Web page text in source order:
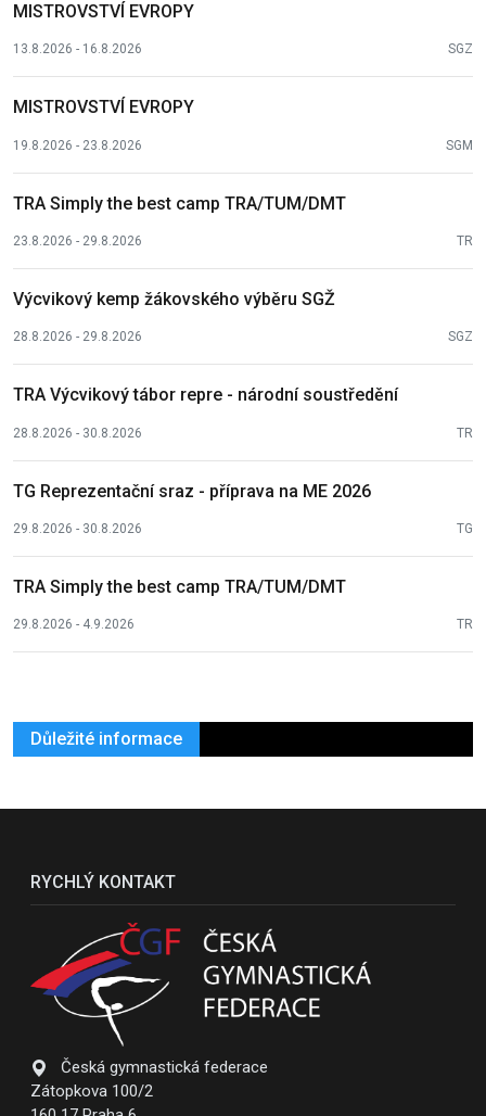
MISTROVSTVÍ EVROPY
13.8.2026 - 16.8.2026 SGZ
MISTROVSTVÍ EVROPY
19.8.2026 - 23.8.2026 SGM
TRA Simply the best camp TRA/TUM/DMT
23.8.2026 - 29.8.2026 TR
Výcvikový kemp žákovského výběru SGŽ
28.8.2026 - 29.8.2026 SGZ
TRA Výcvikový tábor repre - národní soustředění
28.8.2026 - 30.8.2026 TR
TG Reprezentační sraz - příprava na ME 2026
29.8.2026 - 30.8.2026 TG
TRA Simply the best camp TRA/TUM/DMT
29.8.2026 - 4.9.2026 TR
Důležité informace
RYCHLÝ KONTAKT
Česká gymnastická federace
Zátopkova 100/2